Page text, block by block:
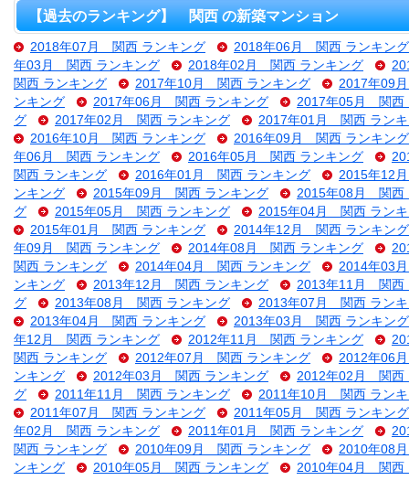
【過去のランキング】 関西 の新築マンション
2018年07月 関西 ランキング
2018年06月 関西 ランキング
年03月 関西 ランキング
2018年02月 関西 ランキング
関西 ランキング
2017年10月 関西 ランキング
2017年09
ンキング
2017年06月 関西 ランキング
2017年05月 関西
グ
2017年02月 関西 ランキング
2017年01月 関西 ランキ
2016年10月 関西 ランキング
2016年09月 関西 ランキング
年06月 関西 ランキング
2016年05月 関西 ランキング
関西 ランキング
2016年01月 関西 ランキング
2015年12
ンキング
2015年09月 関西 ランキング
2015年08月 関西
グ
2015年05月 関西 ランキング
2015年04月 関西 ランキ
2015年01月 関西 ランキング
2014年12月 関西 ランキング
年09月 関西 ランキング
2014年08月 関西 ランキング
関西 ランキング
2014年04月 関西 ランキング
2014年03
ンキング
2013年12月 関西 ランキング
2013年11月 関西
グ
2013年08月 関西 ランキング
2013年07月 関西 ランキ
2013年04月 関西 ランキング
2013年03月 関西 ランキング
年12月 関西 ランキング
2012年11月 関西 ランキング
関西 ランキング
2012年07月 関西 ランキング
2012年06
ンキング
2012年03月 関西 ランキング
2012年02月 関西
グ
2011年11月 関西 ランキング
2011年10月 関西 ランキ
2011年07月 関西 ランキング
2011年05月 関西 ランキング
年02月 関西 ランキング
2011年01月 関西 ランキング
関西 ランキング
2010年09月 関西 ランキング
2010年08
ンキング
2010年05月 関西 ランキング 2010年04月 関西